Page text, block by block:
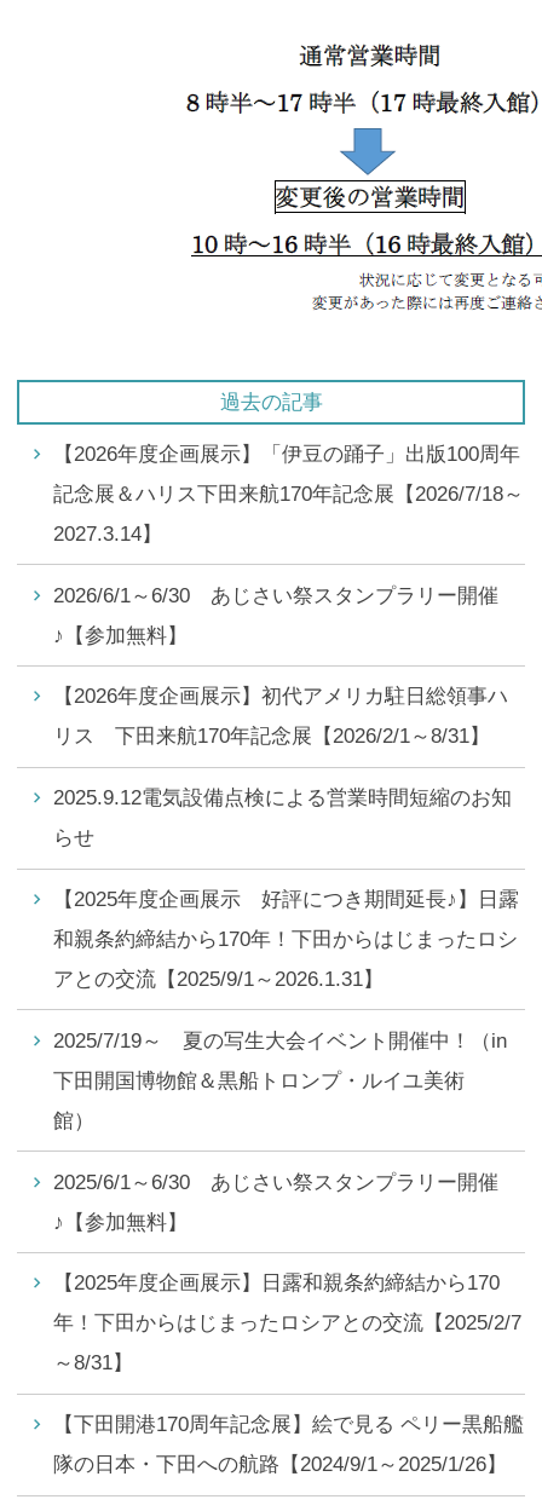
過去の記事
【2026年度企画展示】「伊豆の踊子」出版100周年
記念展＆ハリス下田来航170年記念展【2026/7/18～
2027.3.14】
2026/6/1～6/30 あじさい祭スタンプラリー開催
♪【参加無料】
【2026年度企画展示】初代アメリカ駐日総領事ハ
リス 下田来航170年記念展【2026/2/1～8/31】
2025.9.12電気設備点検による営業時間短縮のお知
らせ
【2025年度企画展示 好評につき期間延長♪】日露
和親条約締結から170年！下田からはじまったロシ
アとの交流【2025/9/1～2026.1.31】
2025/7/19～ 夏の写生大会イベント開催中！（in
下田開国博物館＆黒船トロンプ・ルイユ美術
館）
2025/6/1～6/30 あじさい祭スタンプラリー開催
♪【参加無料】
【2025年度企画展示】日露和親条約締結から170
年！下田からはじまったロシアとの交流【2025/2/7
～8/31】
【下田開港170周年記念展】絵で見る ペリー黒船艦
隊の日本・下田への航路【2024/9/1～2025/1/26】